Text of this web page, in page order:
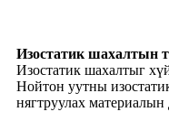
Изостатик шахалтын
Изостатик шахалтыг
Нойтон уутны
нягтруулах